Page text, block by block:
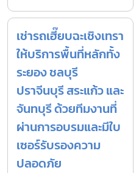
เช่ารถเฮี๊ยบฉะเชิงเทรา
ให้บริการพื้นที่หลักทั้ง
ระยอง ชลบุรี
ปราจีนบุรี สระแก้ว และ
จันทบุรี ด้วยทีมงานที่
ผ่านการอบรมและมีใบ
เซอร์รับรองความ
ปลอดภัย